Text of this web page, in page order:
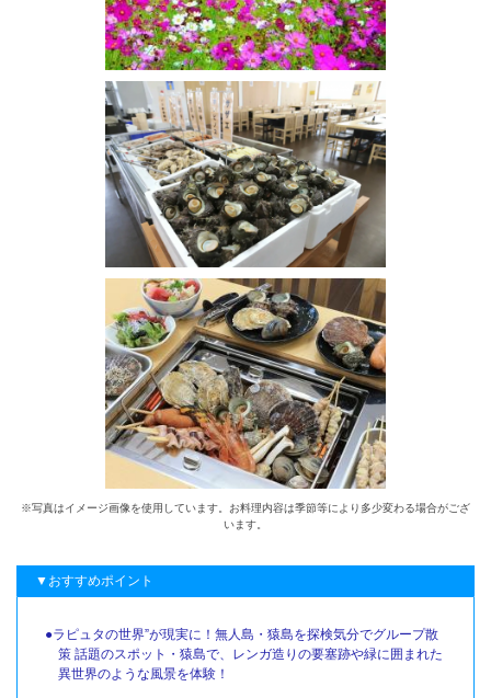
※写真はイメージ画像を使用しています。お料理内容は季節等により多少変わる場合がござ
います。
▼おすすめポイント
●ラピュタの世界”が現実に！無人島・猿島を探検気分でグループ散
策 話題のスポット・猿島で、レンガ造りの要塞跡や緑に囲まれた
異世界のような風景を体験！